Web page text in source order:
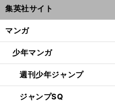
集英社サイト
マンガ
少年マンガ
週刊少年ジャンプ
ジャンプSQ